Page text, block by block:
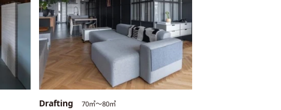
Drafting 70㎡〜80㎡